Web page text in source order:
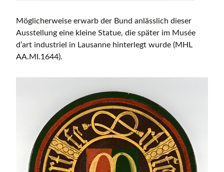
Möglicherweise erwarb der Bund anlässlich dieser
Ausstellung eine kleine Statue, die später im Musée
d’art industriel in Lausanne hinterlegt wurde (MHL
AA.MI.1644).